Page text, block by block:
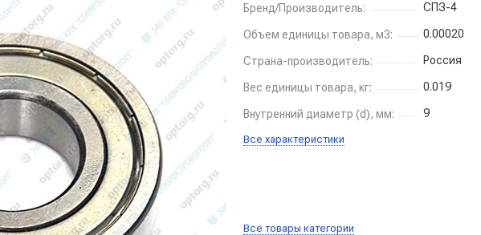
Бренд/Производитель: СПЗ-4
Объем единицы товара, м3: 0.00020
Страна-производитель: Россия
Вес единицы товара, кг: 0.019
Внутренний диаметр (d), мм: 9
Все характеристики
Все товары категории